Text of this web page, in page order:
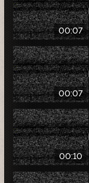
00:07
00:07
00:10